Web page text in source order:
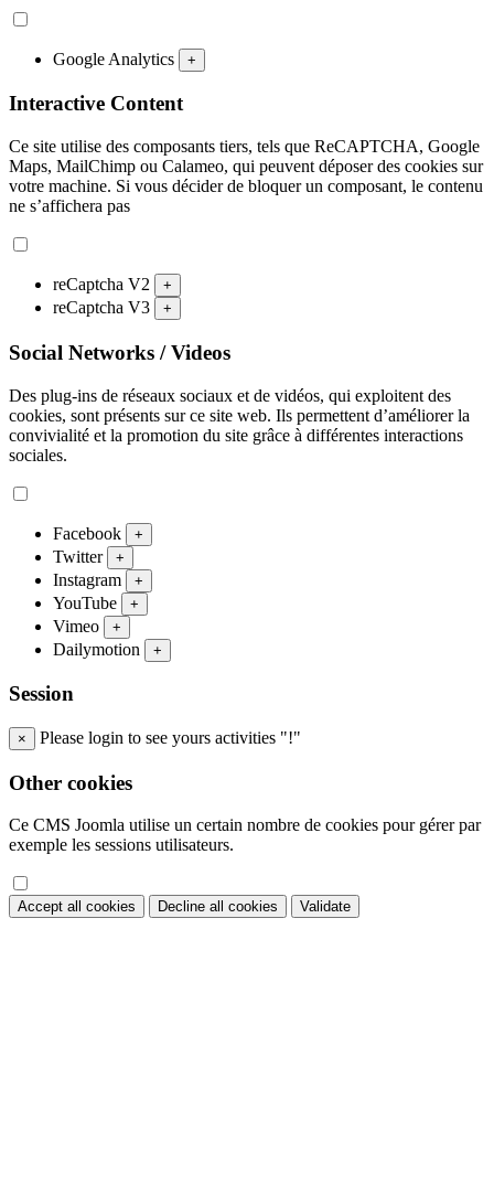
Google Analytics +
Interactive Content
Ce site utilise des composants tiers, tels que ReCAPTCHA, Google
Maps, MailChimp ou Calameo, qui peuvent déposer des cookies sur
votre machine. Si vous décider de bloquer un composant, le contenu
ne s’affichera pas
reCaptcha V2 +
reCaptcha V3 +
Social Networks / Videos
Des plug-ins de réseaux sociaux et de vidéos, qui exploitent des
cookies, sont présents sur ce site web. Ils permettent d’améliorer la
convivialité et la promotion du site grâce à différentes interactions
sociales.
Facebook +
Twitter +
Instagram +
YouTube +
Vimeo +
Dailymotion +
Session
× Please login to see yours activities "!"
Other cookies
Ce CMS Joomla utilise un certain nombre de cookies pour gérer par
exemple les sessions utilisateurs.
Accept all cookies Decline all cookies Validate